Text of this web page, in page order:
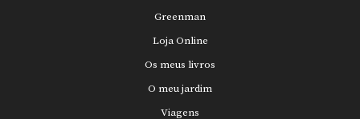
Greenman
Loja Online
Os meus livros
O meu jardim
Viagens